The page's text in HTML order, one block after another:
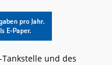
und des